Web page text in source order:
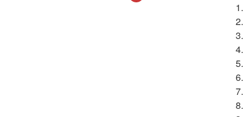
1.
2.
3.
4.
5.
6.
7.
8.